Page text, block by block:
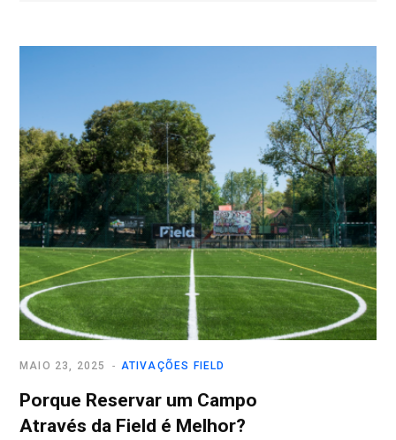
ATIVAÇÕES FIELD
MAIO 23, 2025
Porque Reservar um Campo
Através da Field é Melhor?